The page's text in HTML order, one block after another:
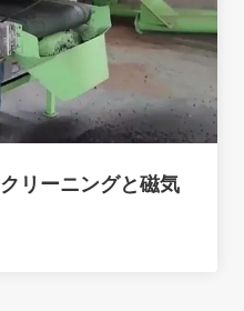
リーニングと磁気